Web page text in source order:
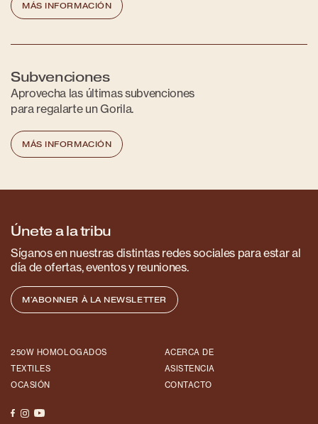
MÁS INFORMACIÓN
Subvenciones
Aprovecha las últimas subvenciones
para regalarte un Gorila.
MÁS INFORMACIÓN
Únete a la tribu
Síganos en nuestras distintas redes sociales para estar al
día de ofertas, eventos y reuniones.
M'ABONNER À LA NEWSLETTER
250W HOMOLOGADOS
TEXTILES
OCASIÓN
ACERCA DE
ASISTENCIA
CONTACTO